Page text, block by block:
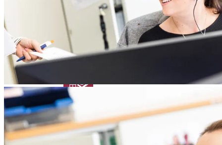
Academy Kontakt
News & Events
News
Veranstaltungen
Bevorstehende Ausstellungen, Konferenzen und
Symposien
Virtual Booth
Cant make it? Check out our Virtual Booth
Patient:innen
Anatomie des Auges
Fehlsichtigkeiten
Augenerkrankungen
Glossar
Um keine Neuigkeiten zu verpassen, melden Sie sich für unseren
an!
Academy Kontakt
Zurück